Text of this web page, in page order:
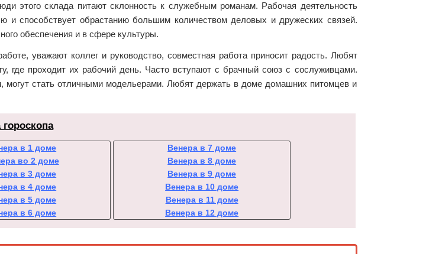
этого склада питают склонность к служебным романам. Рабочая деятельность
и способствует обрастанию большим количеством деловых и дружеских связей.
обеспечения и в сфере культуры.
уважают коллег и руководство, совместная работа приносит радость. Любят
где проходит их рабочий день. Часто вступают с брачный союз с сослуживцами.
могут стать отличными модельерами. Любят держать в доме домашних питомцев и
в 1 доме
во 2 доме
в 3 доме
в 4 доме
в 5 доме
в 6 доме
Венера в 7 доме
Венера в 8 доме
Венера в 9 доме
Венера в 10 доме
Венера в 11 доме
Венера в 12 доме